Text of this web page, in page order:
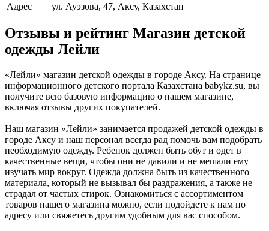
Адрес
ул. Ауэзова, 47, Аксу, Казахстан
Отзывы и рейтинг Магазин детской
одежды Лейли
«Лейли» магазин детской одежды в городе Аксу. На странице
информационного детского портала Казахстана babykz.su, вы
получите всю базовую информацию о нашем магазине,
включая отзывы других покупателей.
Наш магазин «Лейли» занимается продажей детской одежды в
городе Аксу и наш персонал всегда рад помочь вам подобрать
необходимую одежду. Ребенок должен быть обут и одет в
качественные вещи, чтобы они не давили и не мешали ему
изучать мир вокруг. Одежда должна быть из качественного
материала, который не вызывал бы раздражения, а также не
страдал от частых стирок. Ознакомиться с ассортиментом
товаров нашего магазина можно, если подойдете к нам по
адресу или свяжетесь другим удобным для вас способом.